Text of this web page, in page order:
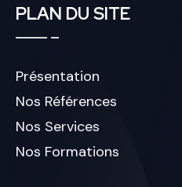
PLAN DU SITE
Présentation
Nos Références
Nos Services
Nos Formations